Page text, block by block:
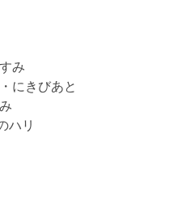
み
にきびあと
ハリ